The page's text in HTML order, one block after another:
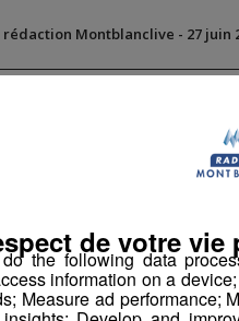
rédaction Montblanclive - 27 juin
the following data
information on a
Measure ad performance;
de votre